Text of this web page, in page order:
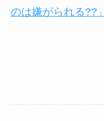
のは嫌がられる??」